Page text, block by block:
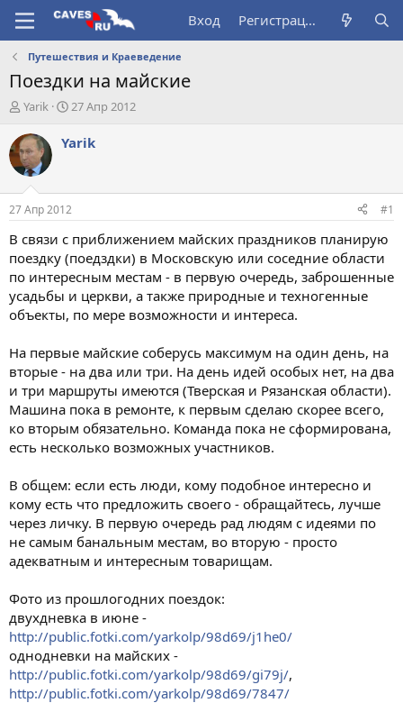
Вход Регистрация
Путешествия и Краеведение
Поездки на майские
А
т
о
р
т
е
м
ы
Yarik
Д
т
ч
а
л
27 Апр 2012
Yarik
27 Апр 2012 #1
В связи с приближением майских праздников планирую
поездку (поедздки) в Московскую или соседние области
по интересным местам - в первую очередь, заброшенные
усадьбы и церкви, а также природные и техногенные
объекты, по мере возможности и интереса.
На первые майские соберусь максимум на один день, на
вторые - на два или три. На день идей особых нет, на два
и три маршруты имеются (Тверская и Рязанская области).
Машина пока в ремонте, к первым сделаю скорее всего,
ко вторым обязательно. Команда пока не сформирована,
есть несколько возможных участников.
В общем: если есть люди, кому подобное интересно и
кому есть что предложить своего - обращайтесь, лучше
через личку. В первую очередь рад людям с идеями по
не самым банальным местам, во вторую - просто
адекватным и интересным товарищам.
Фото из прошлогодних поездок:
двухдневка в июне -
http://public.fotki.com/yarkolp/98d69/j1he0/
однодневки на майских -
http://public.fotki.com/yarkolp/98d69/gi79j/,
http://public.fotki.com/yarkolp/98d69/7847/